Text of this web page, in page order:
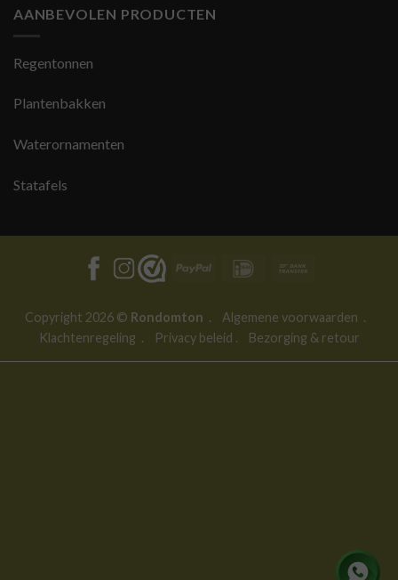
AANBEVOLEN PRODUCTEN
Regentonnen
Plantenbakken
Waterornamenten
Statafels
PayPal IDeal
Copyright 2026 © Rondomton . Algemene voorwaarden .
Klachtenregeling . Privacy beleid . Bezorging & retour